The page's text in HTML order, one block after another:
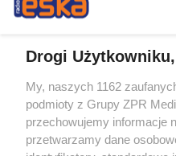
Żaden utwór zamieszczony w
rozpowszechniany lub dalej
tym także elektroniczny lub
eksploatacji w jakiejkolwiek formie,
bez pisemnej zgody właściciela
Drogi Użytkowniku,
My, naszych 1162
podmioty z Grupy ZPR
przechowujemy informacje
przetwarzamy dane